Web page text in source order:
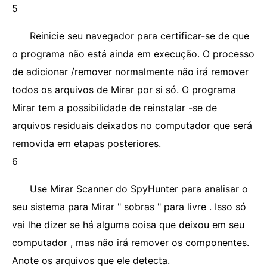
5
Reinicie seu navegador para certificar-se de que
o programa não está ainda em execução. O processo
de adicionar /remover normalmente não irá remover
todos os arquivos de Mirar por si só. O programa
Mirar tem a possibilidade de reinstalar -se de
arquivos residuais deixados no computador que será
removida em etapas posteriores.
6
Use Mirar Scanner do SpyHunter para analisar o
seu sistema para Mirar " sobras " para livre . Isso só
vai lhe dizer se há alguma coisa que deixou em seu
computador , mas não irá remover os componentes.
Anote os arquivos que ele detecta.